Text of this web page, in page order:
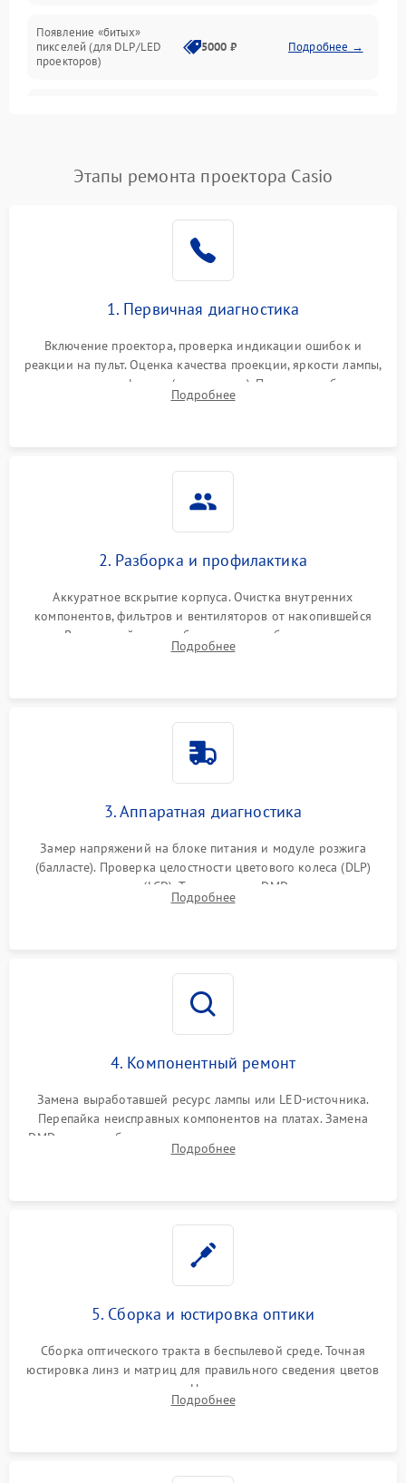
Появление «битых»
пикселей (для DLP/LED
проекторов)
5000 ₽ Подробнее →
Нестабильная яркость или
контраст
4000 ₽ Подробнее →
Неравномерная подсветка
автоматическая коррекция
трапеции (Keystone)
Проблемы с
масштабированием
Подробнее →
Этапы ремонта проектора Casio
1. Первичная диагностика
Включение проектора, проверка индикации ошибок и
реакции на пульт. Оценка качества проекции, яркости лампы,
наличия артефактов (точки, пятна). Проверка работы
системы охлаждения по уровню шума вентиляторов.
Подробнее
2. Разборка и профилактика
Аккуратное вскрытие корпуса. Очистка внутренних
компонентов, фильтров и вентиляторов от накопившейся
пыли. Визуальный осмотр блока питания, балласта лампы и
материнской платы на наличие прогаров или вздутых
Подробнее
3. Аппаратная диагностика
Замер напряжений на блоке питания и модуле розжига
(балласте). Проверка целостности цветового колеса (DLP)
или поляризаторов (LCD). Тестирование DMD-чипа, датчиков
температуры и оптопар с помощью мультиметра и
Подробнее
4. Компонентный ремонт
Замена выработавшей ресурс лампы или LED-источника.
Перепайка неисправных компонентов на платах. Замена
DMD-чипа при битых пикселях, установка нового цветового
колеса или восстановление сгоревших поляризационных
Подробнее
5. Сборка и юстировка оптики
Сборка оптического тракта в беспылевой среде. Точная
юстировка линз и матриц для правильного сведения цветов
и устранения размытия. Надежное подключение всех
шлейфов, установка датчиков и закрытие корпуса
Подробнее